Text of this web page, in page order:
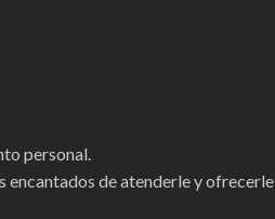
personal.
de atenderle y ofrecerle